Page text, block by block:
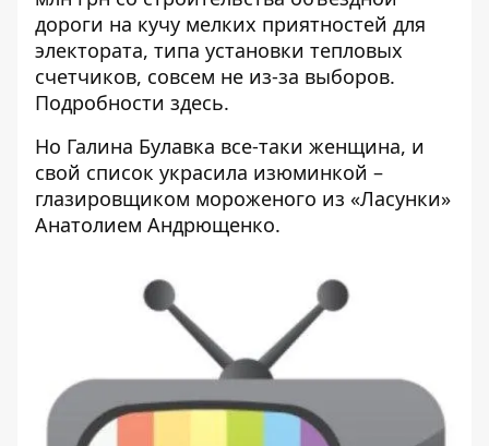
дороги на кучу мелких приятностей для
электората, типа установки тепловых
счетчиков, совсем не из-за выборов.
Подробности здесь.
Но Галина Булавка все-таки женщина, и
свой список украсила изюминкой –
глазировщиком мороженого из «Ласунки»
Анатолием Андрющенко.